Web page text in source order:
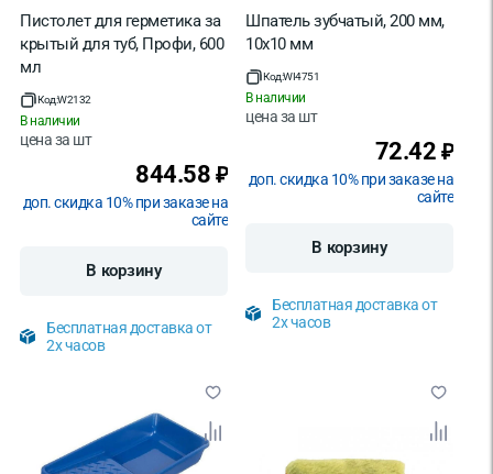
Пистолет для герметика за
крытый для туб, Профи, 600
мл
Код:W2132
В наличии
цена за шт
844.58 ₽
доп. скидка 10% при заказе на
сайте
В корзину
Бесплатная доставка от
2х часов
Шпатель зубчатый, 200 мм,
10х10 мм
Код:WI4751
В наличии
цена за шт
72.42 ₽
доп. скидка 10% при заказе на
сайте
В корзину
Бесплатная доставка от
2х часов